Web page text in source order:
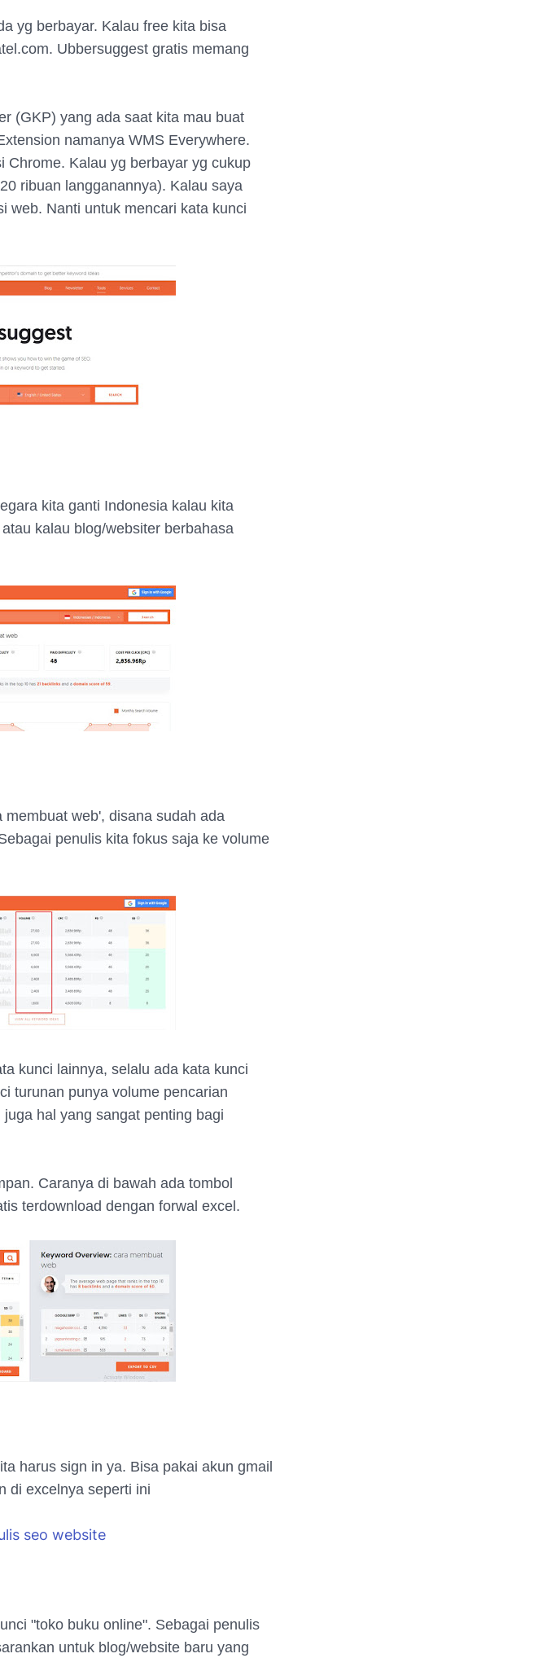
yg berbayar. Kalau free kita bisa
Ubbersuggest gratis memang
(GKP) yang ada saat kita mau buat
namanya WMS Everywhere.
Chrome. Kalau yg berbayar yg cukup
ribuan langganannya). Kalau saya
web. Nanti untuk mencari kata kunci
kita ganti Indonesia kalau kita
kalau blog/websiter berbahasa
web', disana sudah ada
penulis kita fokus saja ke volume
kunci lainnya, selalu ada kata kunci
turunan punya volume pencarian
hal yang sangat penting bagi
Caranya di bawah ada tombol
terdownload dengan forwal excel.
harus sign in ya. Bisa pakai akun gmail
di excelnya seperti ini
"toko buku online". Sebagai penulis
untuk blog/website baru yang